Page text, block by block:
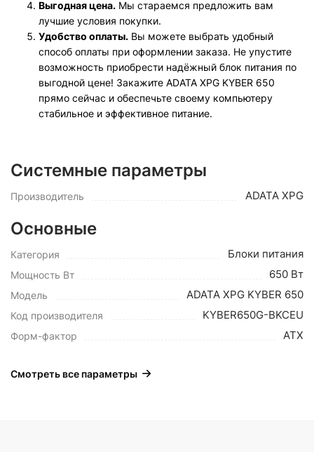
Выгодная цена. Мы стараемся предложить вам
лучшие условия покупки.
Удобство оплаты. Вы можете выбрать удобный
способ оплаты при оформлении заказа. Не упустите
возможность приобрести надёжный блок питания по
выгодной цене! Закажите ADATA XPG KYBER 650
прямо сейчас и обеспечьте своему компьютеру
стабильное и эффективное питание.
Системные параметры
Производитель ADATA XPG
Основные
Категория Блоки питания
Мощность Вт 650 Вт
Модель ADATA XPG KYBER 650
Код производителя KYBER650G-BKCEU
Форм-фактор ATX
Смотреть все параметры